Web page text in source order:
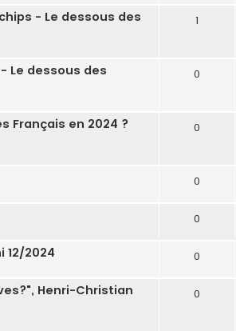
- Le dessous des
1
Le dessous des
0
Français en 2024 ?
0
0
0
12/2024 0
Henri-Christian
0